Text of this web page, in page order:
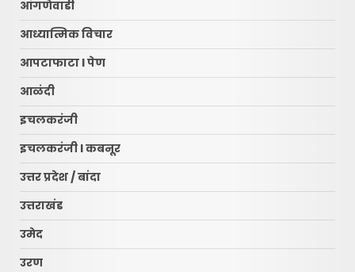
आंगणेवाडी
आध्यात्मिक विचार
आपटाफाटा l पेण
आळंदी
इचलकरंजी
इचलकरंजी l कबनूर
उत्तर प्रदेश / बांदा
उत्तराखंड
उमेद
उरण